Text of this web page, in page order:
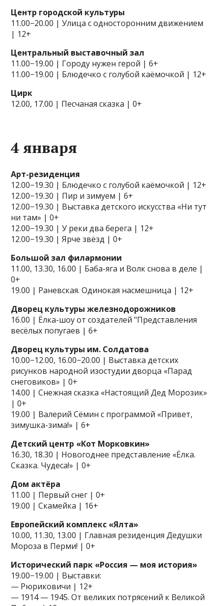
Центр городской культуры
11.00−20.00 | Улица с односторонним движением
| 12+
Центральный выставочный зал
11.00−19.00 | Городу нужен герой | 6+
11.00−19.00 | Блюдечко с голубой каёмочкой | 12+
Цирк
12.00, 17.00 | Песчаная сказка | 0+
4 января
Арт-резиденция
12.00−19.30 | Блюдечко с голубой каёмочкой | 12+
12.00−19.30 | Пир и зимуем | 6+
12.00−19.30 | Выставка детского искусства «Ни тут
ни там» | 0+
12.00−19.30 | У реки два берега | 12+
12.00−19.30 | Ярче звёзд | 0+
Большой зал филармонии
11.00, 13.30, 16.00 | Баба-яга и Волк снова в деле |
0+
19.00 | Раневская. Одинокая насмешница | 12+
Дворец культуры железнодорожников
16.00 | Ёлка-шоу от создателей "Представления
весёлых попугаев | 6+
Дворец культуры им. Солдатова
10.00−12.00, 16.00−20.00 | Выставка детских
рисунков народной изостудии дворца «Парад
снеговиков» | 0+
14.00 | Снежная сказка «Настоящий Дед Морозик»
| 0+
19.00 | Валерий Сёмин с программой «Привет,
зимушка-зима!» | 6+
Детский центр «Кот Морковкин»
16.30, 18.30 | Новогоднее представление «Ёлка.
Сказка. Чудеса!» | 0+
Дом актёра
11.00 | Первый снег | 0+
19.00 | Скамейка | 16+
Европейский комплекс «Ялта»
10.00, 11.30, 13.00 | Главная резиденция Дедушки
Мороза в Перми! | 0+
Исторический парк «Россия — моя история»
19.00−19.00 | Выставки:
— Рюриковичи | 12+
— 1914 — 1945. От великих потрясений к Великой